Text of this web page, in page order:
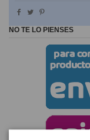
NO TE LO PIENSES